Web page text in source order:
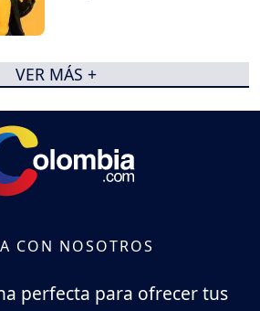
VER MÁS +
CON NOSOTROS
perfecta para ofrecer tus